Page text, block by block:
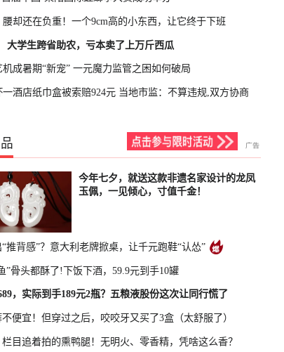
却还在负重！一个9cm高的小东西，让它终于下班
大学生跨省助农，亏本卖了上万斤西瓜
机成暑期“新宠” 一元魔力监管之困如何破局
一酒店纸巾盒被索赔924元 当地市监：不算违规,双方协商
今年七夕，就送这款非遗名家设计的龙凤
玉佩，一见倾心，寸值千金！
推背感”？意大利老牌掀桌，让千元跑鞋“认怂”
”骨头都酥了!下饭下酒，59.9元到手10罐
，实际到手189元2瓶？五粮液股份这次让同行慌了
便宜！但穿过之后，咬咬牙又买了3盒（太舒服了）
栏目追着拍的熏鸭腿！无明火、零香精，凭啥这么香？
已结束